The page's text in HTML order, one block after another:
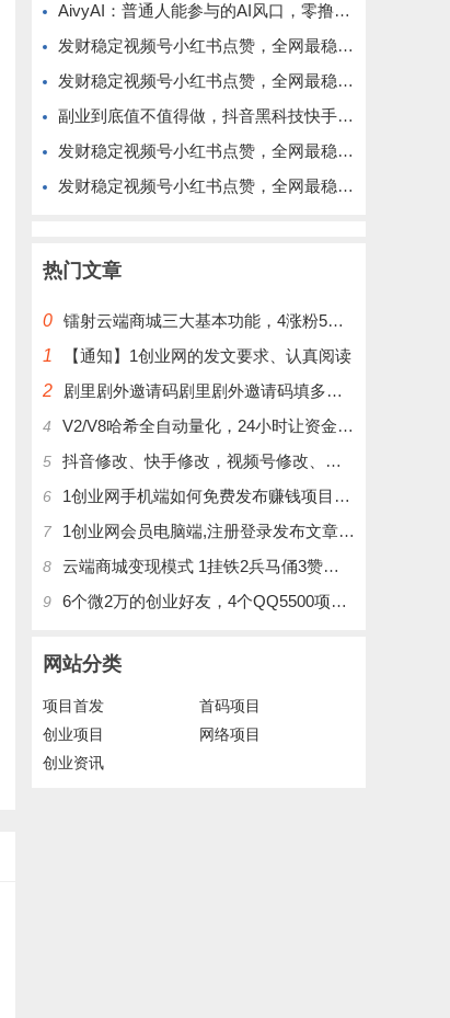
AivyAI：普通人能参与的AI风口，零撸AVAX，首码上线速度上车！
发财稳定视频号小红书点赞，全网最稳定绿色的项目，价格拉满的哦
发财稳定视频号小红书点赞，全网最稳定绿色的项目，今年再加油
副业到底值不值得做，抖音黑科技快手上人涨粉云端商城真能逆袭赚钱
发财稳定视频号小红书点赞，全网最稳定绿色的项目，完美来拉新
发财稳定视频号小红书点赞，全网最稳定绿色的项目，完全自动了
热门文章
0 镭射云端商城三大基本功能，4涨粉5涨播放量6挂铁，为你揭开真实的面纱!
1
【通知】1创业网的发文要求、认真阅读
2
剧里剧外邀请码剧里剧外邀请码填多少呢？
4 V2/V8哈希全自动量化，24小时让资金为你打工！
5 抖音修改、快手修改，视频号修改、大屏修改|橱窗修改|抖店修改|、招代理可单独购买
6 1创业网手机端如何免费发布赚钱项目文章
7 1创业网会员电脑端,注册登录发布文章,操作介绍
8 云端商城变现模式 1挂铁2兵马俑3赞刷4涨粉，带你玩.赚风口项日
9 6个微2万的创业好友，4个QQ5500项目好友，QQ每天在线人数2400人、承接朋友圈广告投放
网站分类
项目首发
首码项目
创业项目
网络项目
创业资讯